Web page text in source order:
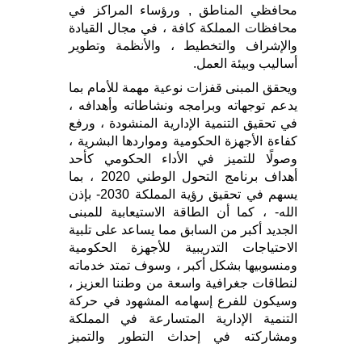
محافظي المناطق , ورؤساء المراكز في
محافظات المملكة كافة ، في مجال القيادة
والإشراف والتخطيط ، والأنظمة وتطوير
أساليب وبيئة العمل.
ويحقق المبنى قفزات نوعية مهمة للأمام بما
يدعم توجهاته وبرامجه ونشاطاته وأهدافه ،
في تحقيق التنمية الإدارية المنشودة ، ورفع
كفاءة الأجهزة الحكومية ومواردها البشرية ،
وصولًا للتميز في الأداء الحكومي كأحد
أهداف برنامج التحول الوطني 2020 ، بما
يسهم في تحقيق رؤية المملكة 2030- بإذن
الله- ، كما أن الطاقة الاستيعابية للمبنى
الجديد أكبر من السابق مما يساعد على تلبية
الاحتياجات التدريبية للأجهزة الحكومية
ومنسوبيها بشكل أكبر ، وسوف تمتد خدماته
لنطاقات جغرافية واسعة من وطننا العزيز ،
وسيكون للفرع إسهامه المشهود في حركة
التنمية الإدارية المتسارعة في المملكة
ومشاركته في إحداث التطور والتميز